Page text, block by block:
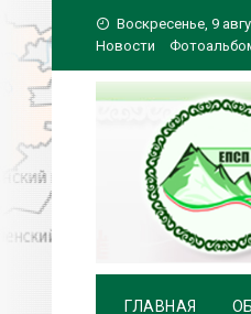
к
содержимому
Воскресенье, 9
Новости
ГЛАВНАЯ